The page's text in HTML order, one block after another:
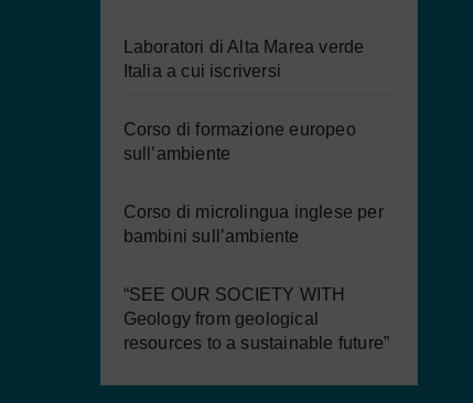
Laboratori di Alta Marea verde
Italia a cui iscriversi
Corso di formazione europeo
sull’ambiente
Corso di microlingua inglese per
bambini sull’ambiente
“SEE OUR SOCIETY WITH
Geology from geological
resources to a sustainable future”